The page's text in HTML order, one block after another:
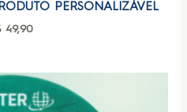
PERSONALIZÁVEL
49,90